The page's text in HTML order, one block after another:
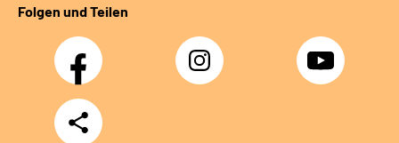
Folgen und Teilen
Facebook Instagram YouTube
Teilen